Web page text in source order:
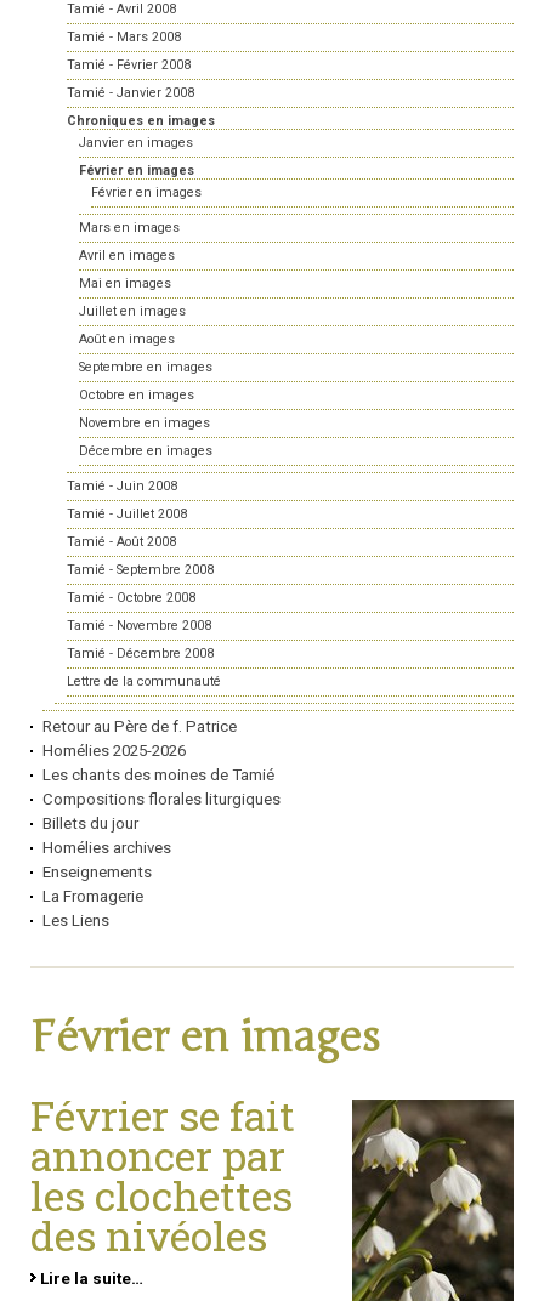
Tamié - Avril 2008
Tamié - Mars 2008
Tamié - Février 2008
Tamié - Janvier 2008
Chroniques en images
Janvier en images
Février en images
Février en images
Mars en images
Avril en images
Mai en images
Juillet en images
Août en images
Septembre en images
Octobre en images
Novembre en images
Décembre en images
Tamié - Juin 2008
Tamié - Juillet 2008
Tamié - Août 2008
Tamié - Septembre 2008
Tamié - Octobre 2008
Tamié - Novembre 2008
Tamié - Décembre 2008
Lettre de la communauté
Retour au Père de f. Patrice
Homélies 2025-2026
Les chants des moines de Tamié
Compositions florales liturgiques
Billets du jour
Homélies archives
Enseignements
La Fromagerie
Les Liens
Février en images
Février se fait
annoncer par
les clochettes
des nivéoles
Lire la suite…